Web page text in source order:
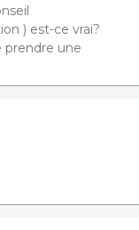
) est-ce vrai?
prendre une